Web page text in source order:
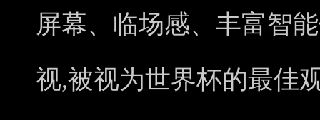
屏幕、临场感、丰富智
视,被视为世界杯的最佳